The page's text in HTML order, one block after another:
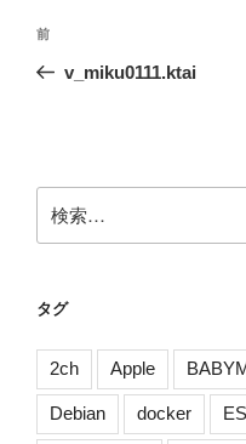
投
ナ
ー
シ
前
の
前
v_miku0111.ktai
索:
タグ
2ch Apple
Debian docker